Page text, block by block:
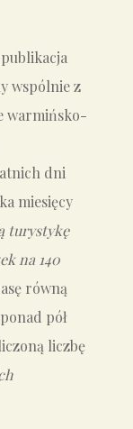
wspólnie z
warmińsko-
dni
miesięcy
turystykę
na 140
równą
pół
liczbę